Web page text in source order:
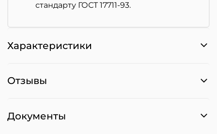
стандарту ГОСТ 17711-93.
Характеристики
Отзывы
Документы